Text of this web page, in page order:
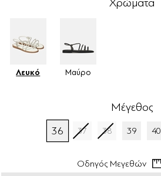
Χρώματα
Λευκό Μαύρο
Μέγεθος
36 37 38 39 40
Οδηγός Μεγεθών